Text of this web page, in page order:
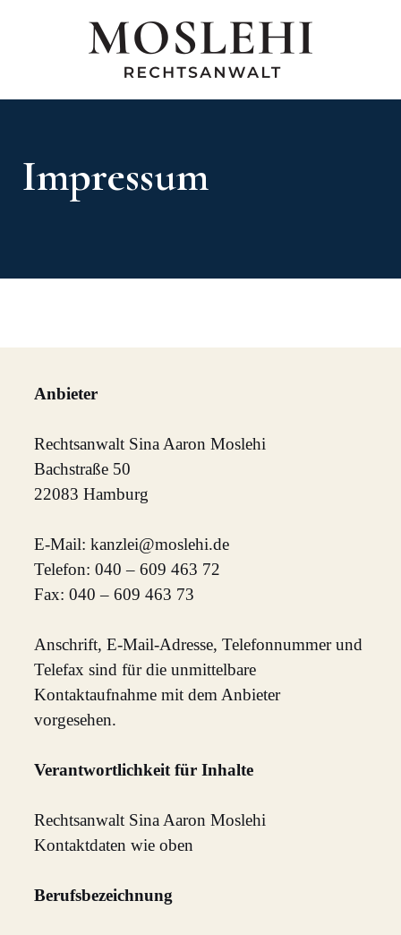
Impressum
Anbieter
Rechtsanwalt Sina Aaron Moslehi
Bachstraße 50
22083 Hamburg
E‑Mail:ed.ihelsom@ielznak
Telefon: 040 – 609 463 72
Fax: 040 – 609 463 73
Anschrift, E‑Mail-Adresse, Telefonnummer und
Telefax sind für die unmittelbare
Kontaktaufnahme mit dem Anbieter
vorgesehen.
Verantwortlichkeit für Inhalte
Rechtsanwalt Sina Aaron Moslehi
Kontaktdaten wie oben
Berufsbezeichnung